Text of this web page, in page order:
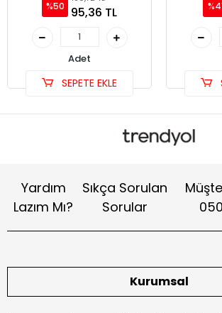
%50 95,36 TL
Adet
SEPETE EKLE
Yardım
Lazım Mı?
Sıkça Sorulan
Sorular
Kurumsal